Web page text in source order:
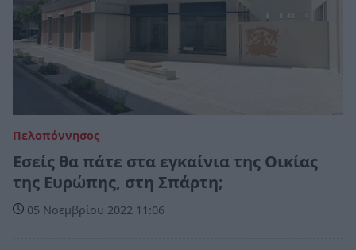
Πελοπόννησος
Εσείς θα πάτε στα εγκαίνια της Οικίας
της Ευρώπης, στη Σπάρτη;
05 Νοεμβρίου 2022 11:06